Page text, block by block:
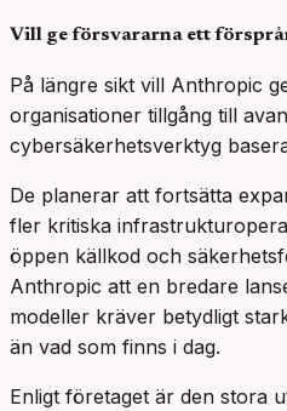
Vill ge försvararna ett
På längre sikt vill Anthropic
organisationer tillgång till
cybersäkerhetsverktyg
De planerar att fortsätta
fler kritiska
öppen källkod och
Anthropic att en bredare
modeller kräver betydligt
än vad som finns i dag.
Enligt företaget är den stora